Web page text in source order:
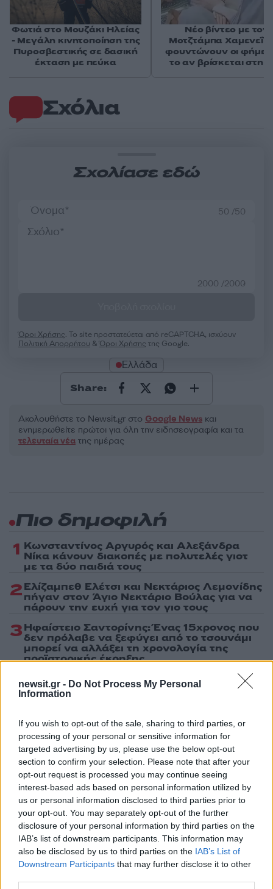
newsit.gr - Do Not Process My Personal
Information
If you wish to opt-out of the sale, sharing to third parties, or
processing of your personal or sensitive information for
targeted advertising by us, please use the below opt-out
section to confirm your selection. Please note that after your
opt-out request is processed you may continue seeing
interest-based ads based on personal information utilized by
us or personal information disclosed to third parties prior to
your opt-out. You may separately opt-out of the further
disclosure of your personal information by third parties on the
IAB’s list of downstream participants. This information may
also be disclosed by us to third parties on the IAB’s List of
Downstream Participants that may further disclose it to other
Σχόλια
Σχολίασε εδώ
50 /50
2000 /2000
Όροι Χρήσης. Το site προστατεύεται από reCAPTCHA, ισχύουν
Πολιτική Απορρήτου &Όροι Χρήσης της Google.
Ελλάδα
Share:
Ακολουθήστε το Νewsit.gr στο Google News και
ενημερωθείτε πρώτοι για όλη την ειδησεογραφία και τα
τελευταία νέα της ημέρας
Φωτιά στο Μουζάκι Ηλείας
- Μεγάλη κινητοποίηση της
Πυροσβεστικής σε δασική
έκταση με πεύκα
Νέο βίντεο με τον
Μοτζτάμπα Χαμενεΐ
φουντώνουν οι φήμες
το αν βρίσκεται στη
Πιο δημοφιλή
1 Κωνσταντίνος Αργυρός και Αλεξάνδρα
Νίκα κάνουν διακοπές με πολυτελές γιοτ
με τα δύο παιδιά τους
2Ελίζαμπεθ Ελέτσι και Νεκτάριος Λεμονίδης
πήγαν στον Άγιο Νεκτάριο Βούλας για να
πάρουν την ευχή για τον γιο τους
3Ηφαίστειο Σαντορίνης: Ένας 15χρονος που
δεν πρόλαβε να ξεφύγει από το τσουνάμι
μπορεί να αλλάξει τη χρονολογία της
προϊστορικής έκρηξης
4Παρκαδόρος στο Ελαφονήσι συνελήφθη
για έβδομη φορά - Τον «τσάκωσαν»
αστυνομικοί που προσποιήθηκαν τους
5Στην Κρήτη ο Κυριάκος Μητσοτάκης,
συνεχίζει τις ολιγοήμερες διακοπές του –
Πού βρέθηκε το Σάββατο
Πιο σχολιασμένα
101 Βγήκαν ξανά τα μαχαίρια στην Ελπίδα
για τη Δημοκρατία: «Καρυστιανού,
Γρατσία και Γαλανός μετέτρεψαν το
κίνημα σε φοβικό αρχηγικό κόμμα»
Μετέτρεψαν το Σαρακήνικο της Μήλου
σε ελικοδρόμιο – «Πάρκαραν» το